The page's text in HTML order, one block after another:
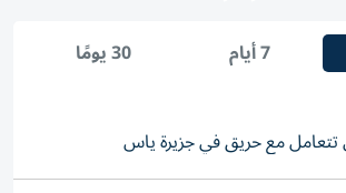
7 أيام 30 يومًا
مع حريق في جزيرة ياس